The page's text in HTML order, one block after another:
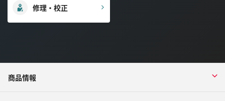
修理・校正
商品情報